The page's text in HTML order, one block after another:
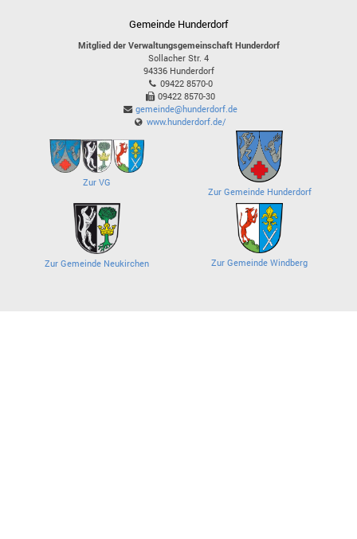
Gemeinde Hunderdorf
Mitglied der Verwaltungsgemeinschaft Hunderdorf
Sollacher Str. 4
94336 Hunderdorf
09422 8570-0
09422 8570-30
gemeinde@hunderdorf.de
www.hunderdorf.de/
Zur VG
Zur Gemeinde Hunderdorf
Zur Gemeinde Neukirchen Zur Gemeinde Windberg